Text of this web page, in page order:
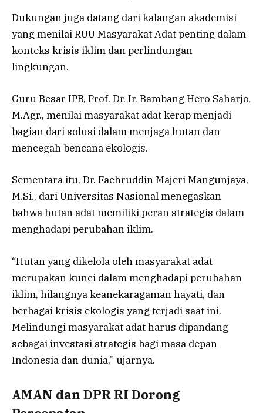
Dukungan juga datang dari kalangan akademisi
yang menilai RUU Masyarakat Adat penting dalam
konteks krisis iklim dan perlindungan
lingkungan.
Guru Besar IPB, Prof. Dr. Ir. Bambang Hero Saharjo,
M.Agr., menilai masyarakat adat kerap menjadi
bagian dari solusi dalam menjaga hutan dan
mencegah bencana ekologis.
Sementara itu, Dr. Fachruddin Majeri Mangunjaya,
M.Si., dari Universitas Nasional menegaskan
bahwa hutan adat memiliki peran strategis dalam
menghadapi perubahan iklim.
“Hutan yang dikelola oleh masyarakat adat
merupakan kunci dalam menghadapi perubahan
iklim, hilangnya keanekaragaman hayati, dan
berbagai krisis ekologis yang terjadi saat ini.
Melindungi masyarakat adat harus dipandang
sebagai investasi strategis bagi masa depan
Indonesia dan dunia,” ujarnya.
AMAN dan DPR RI Dorong